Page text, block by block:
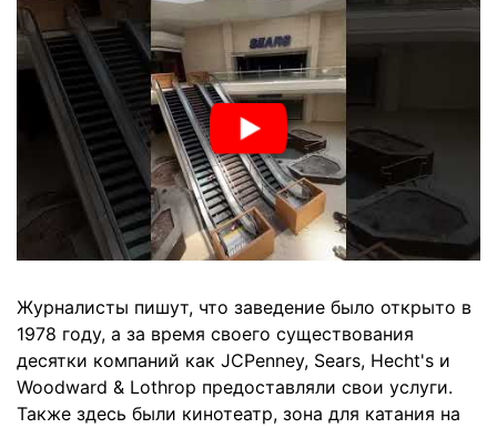
Журналисты пишут, что заведение было открыто в
1978 году, а за время своего существования
десятки компаний как JCPenney, Sears, Hecht's и
Woodward & Lothrop предоставляли свои услуги.
Также здесь были кинотеатр, зона для катания на